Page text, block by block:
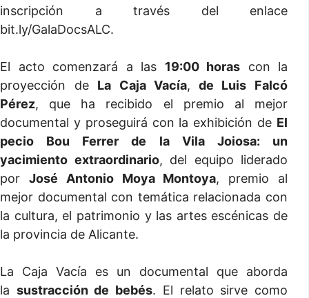
inscripción a través del enlace
bit.ly/GalaDocsALC.
El acto comenzará a las 19:00 horas con la
proyección de La Caja Vacía, de Luis Falcó
Pérez, que ha recibido el premio al mejor
documental y proseguirá con la exhibición de El
pecio Bou Ferrer de la Vila Joiosa: un
yacimiento extraordinario, del equipo liderado
por José Antonio Moya Montoya, premio al
mejor documental con temática relacionada con
la cultura, el patrimonio y las artes escénicas de
la provincia de Alicante.
La Caja Vacía es un documental que aborda
la sustracción de bebés. El relato sirve como